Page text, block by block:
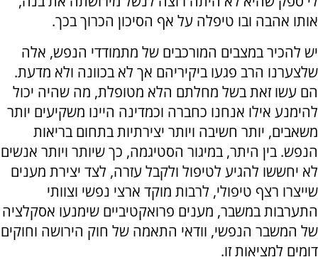
אותו אהבה ובו טיפלה על אף הסיכון הכרוך בכך.
יש להכיר במצבים המורכבים של מתמודדי הנפש, אלה
שלצערנו הרב פגעו ביקיריהם אך לא בכוונה ולא מדעת.
הם עשו זאת בשל מחלתם הלא מטופלת, מה שהיה יכול
להימנע אילו אנחנו כחברה וכמדינה היינו משקיעים יותר
משאבים, יותר חשיבה ויותר יצירתיות בתחום בריאות
הנפש. בין היתר, במיגור הסטיגמה, כך שיותר ויותר אנשים
לא יחששו להגיע לטיפול ולקבל עזרה, לצד יצירת מענים
שייצרו רצף טיפולי, לרבות מוקד ארצי נפשי וצוותי
התערבות במשבר, מענים פרואקטיביים שימנעו אסקלציה
של המשבר הנפשי, וודאי התאמה של חוק הירושה וחוקים
דומים למציאות זו.